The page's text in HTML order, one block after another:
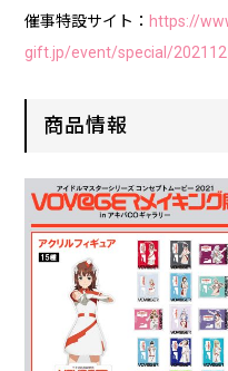
催事特設サイト： https://
gift.jp/event/special/
商品情報